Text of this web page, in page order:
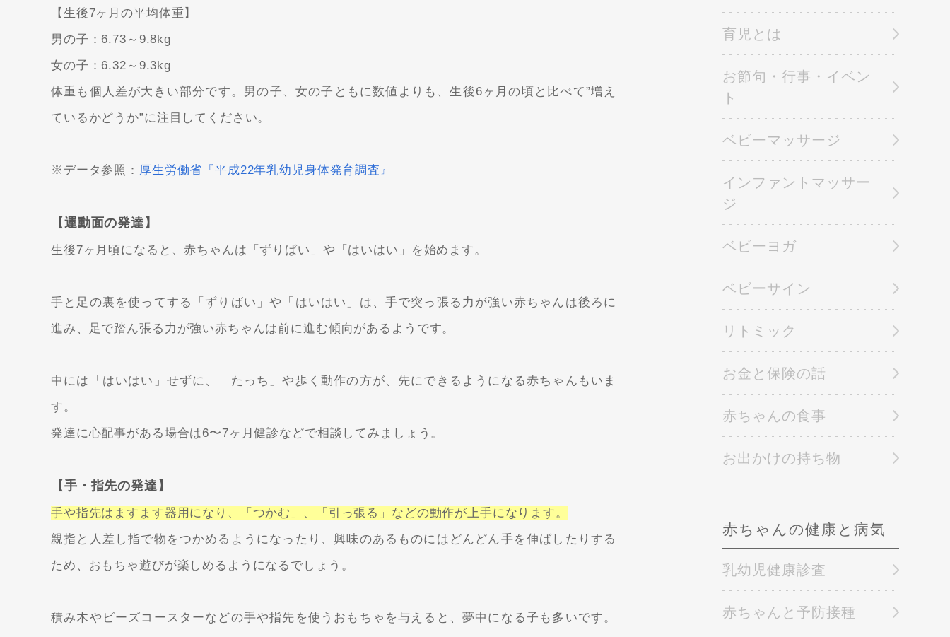
【生後7ヶ月の平均体重】
男の子：6.73～9.8kg
女の子：6.32～9.3kg
体重も個人差が大きい部分です。男の子、女の子ともに数値よりも、生後6ヶ月の頃と比べて”増え
ているかどうか”に注目してください。
※データ参照： 厚生労働省『平成22年乳幼児身体発育調査』
【運動面の発達】
生後7ヶ月頃になると、赤ちゃんは「ずりばい」や「はいはい」を始めます。
手と足の裏を使ってする「ずりばい」や「はいはい」は、手で突っ張る力が強い赤ちゃんは後ろに
進み、足で踏ん張る力が強い赤ちゃんは前に進む傾向があるようです。
中には「はいはい」せずに、「たっち」や歩く動作の方が、先にできるようになる赤ちゃんもいま
す。
発達に心配事がある場合は6〜7ヶ月健診などで相談してみましょう。
【手・指先の発達】
手や指先はますます器用になり、「つかむ」、「引っ張る」などの動作が上手になります。
親指と人差し指で物をつかめるようになったり、興味のあるものにはどんどん手を伸ばしたりする
ため、おもちゃ遊びが楽しめるようになるでしょう。
積み木やビーズコースターなどの手や指先を使うおもちゃを与えると、夢中になる子も多いです。
育児とは
お節句・行事・イベン
ト
ベビーマッサージ
インファントマッサー
ジ
ベビーヨガ
ベビーサイン
リトミック
お金と保険の話
赤ちゃんの食事
お出かけの持ち物
赤ちゃんの健康と病気
乳幼児健康診査
赤ちゃんと予防接種